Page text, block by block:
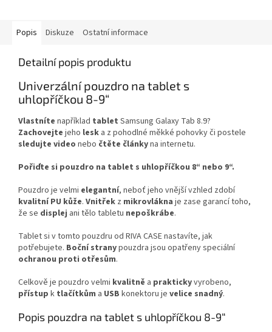
Popis Diskuze Ostatní informace
Detailní popis produktu
Univerzální pouzdro na tablet s
uhlopříčkou 8-9“
Vlastníte například tablet Samsung Galaxy Tab 8.9?
Zachovejte jeho lesk a z pohodlné měkké pohovky či postele
sledujte video nebo čtěte článkyna internetu.
Pořiďte si pouzdro na tablet s uhlopříčkou 8“ nebo 9“.
Pouzdro je velmi elegantní, neboť jeho vnější vzhled zdobí
kvalitní PU kůže. Vnitřek z mikrovlákna je zase garancí toho,
že se displej ani tělo tabletu nepoškrábe.
Tablet si v tomto pouzdru od RIVA CASE nastavíte, jak
potřebujete. Boční stranypouzdra jsou opatřeny speciální
ochranou proti otřesům.
Celkově je pouzdro velmi kvalitně a praktickyvyrobeno,
přístup k tlačítkům a USB konektoru je velice snadný.
Popis pouzdra na tablet s uhlopříčkou 8-9“